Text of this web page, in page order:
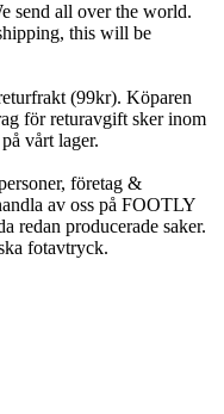
send all over the world.
this will be
(99kr). Köparen
för returavgift sker inom
vårt lager.
företag &
av oss på FOOTLY
redan producerade saker.
fotavtryck.